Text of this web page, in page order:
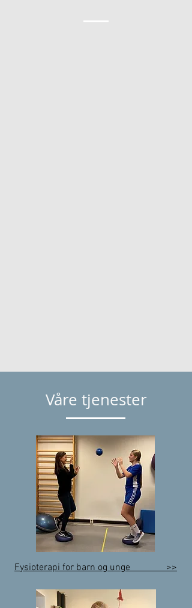
Våre tjenester
Fysioterapi for barn og unge >>